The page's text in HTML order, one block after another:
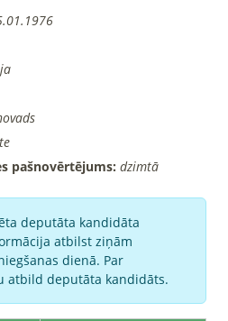
pašnovērtējums: dzimtā
deputāta kandidāta
atbilst ziņām
dienā. Par
atbild deputāta kandidāts.